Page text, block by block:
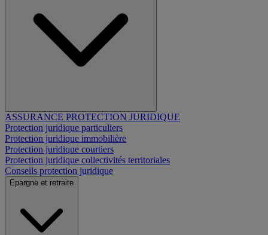
ASSURANCE PROTECTION JURIDIQUE
Protection juridique particuliers
Protection juridique immobilière
Protection juridique courtiers
Protection juridique collectivités territoriales
Conseils protection juridique
Epargne et retraite